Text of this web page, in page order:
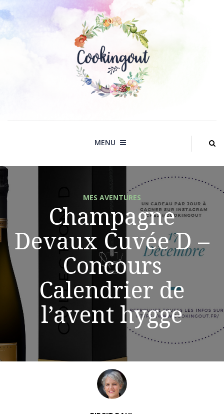
to
MENU
MES AVENTURES
Champagne
Devaux Cuvée D –
Concours
Calendrier de
l’avent hygge